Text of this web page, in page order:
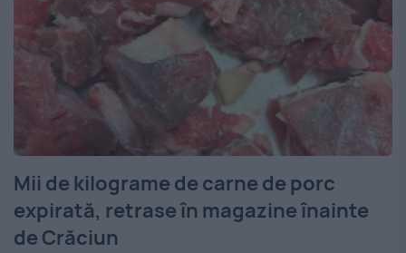
Mii de kilograme de carne de porc
expirată, retrase în magazine înainte
de Crăciun